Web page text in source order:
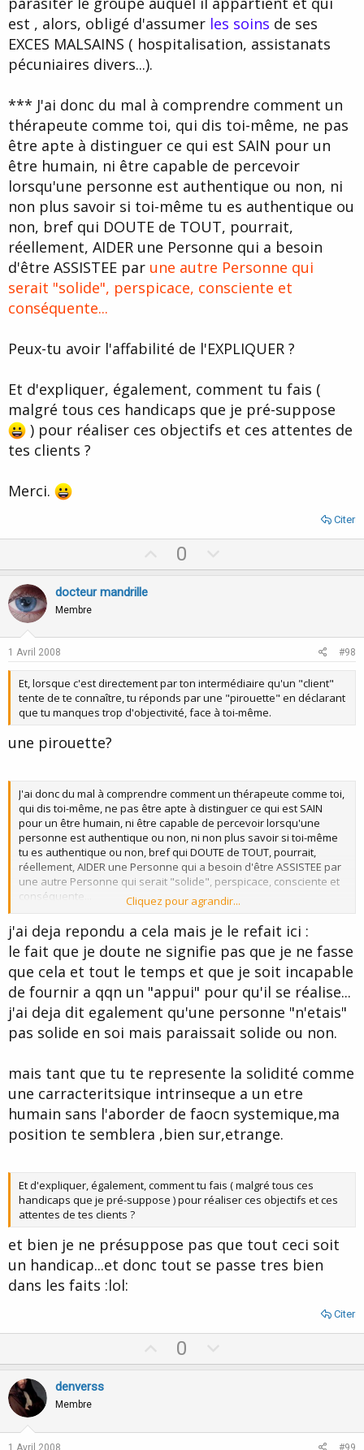
est , alors, obligé d'assumer les soins de ses
EXCES MALSAINS ( hospitalisation, assistanats
pécuniaires divers...).
*** J'ai donc du mal à comprendre comment un
thérapeute comme toi, qui dis toi-même, ne pas
être apte à distinguer ce qui est SAIN pour un
être humain, ni être capable de percevoir
lorsqu'une personne est authentique ou non, ni
non plus savoir si toi-même tu es authentique ou
non, bref qui DOUTE de TOUT, pourrait,
réellement, AIDER une Personne qui a besoin
d'être ASSISTEE par une autre Personne qui
serait "solide", perspicace, consciente et
conséquente...
Peux-tu avoir l'affabilité de l'EXPLIQUER ?
Et d'expliquer, également, comment tu fais (
malgré tous ces handicaps que je pré-suppose
) pour réaliser ces objectifs et ces attentes de
tes clients ?
Merci.
Citer
p
t
0
o
v
e
docteur mandrille
Membre
1 Avril 2008 #98
Et, lorsque c'est directement par ton intermédiaire qu'un "client"
tente de te connaître, tu réponds par une "pirouette" en déclarant
que tu manques trop d'objectivité, face à toi-même.
une pirouette?
J'ai donc du mal à comprendre comment un thérapeute comme toi,
qui dis toi-même, ne pas être apte à distinguer ce qui est SAIN
pour un être humain, ni être capable de percevoir lorsqu'une
personne est authentique ou non, ni non plus savoir si toi-même
tu es authentique ou non, bref qui DOUTE de TOUT, pourrait,
réellement, AIDER une Personne qui a besoin d'être ASSISTEE par
une autre Personne qui serait "solide", perspicace, consciente et
conséquente...
Peux-tu avoir l'affabilité de l'EXPLIQUER ?
Cliquez pour agrandir...
j'ai deja repondu a cela mais je le refait ici :
le fait que je doute ne signifie pas que je ne fasse
que cela et tout le temps et que je soit incapable
de fournir a qqn un "appui" pour qu'il se réalise...
j'ai deja dit egalement qu'une personne "n'etais"
pas solide en soi mais paraissait solide ou non.
mais tant que tu te represente la solidité comme
une carracteritsique intrinseque a un etre
humain sans l'aborder de faocn systemique,ma
position te semblera ,bien sur,etrange.
Et d'expliquer, également, comment tu fais ( malgré tous ces
handicaps que je pré-suppose ) pour réaliser ces objectifs et ces
attentes de tes clients ?
et bien je ne présuppose pas que tout ceci soit
un handicap...et donc tout se passe tres bien
dans les faits :lol:
Citer
p
0
o
denverss
Membre
1 Avril 2008 #99